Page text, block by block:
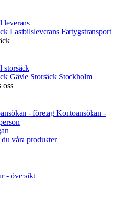
leverans
Lastbilsleverans Fartygstransport
storsäck
Gävle Storsäck Stockholm
oss
- företag Kontoansökan -
du våra produkter
- översikt